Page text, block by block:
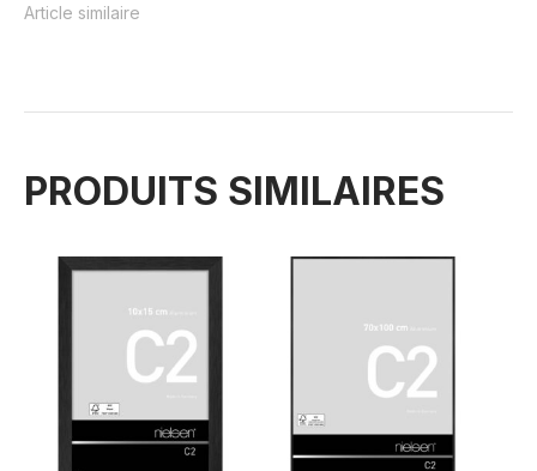
Article similaire
PRODUITS SIMILAIRES